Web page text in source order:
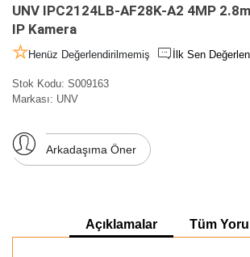
UNV IPC2124LB-AF28K-A2 4MP
IP Kamera
Henüz Değerlendirilmemiş İlk Sen
Stok Kodu: S009163
Markası: UNV
Arkadaşıma Öner
Açıklamalar Tüm